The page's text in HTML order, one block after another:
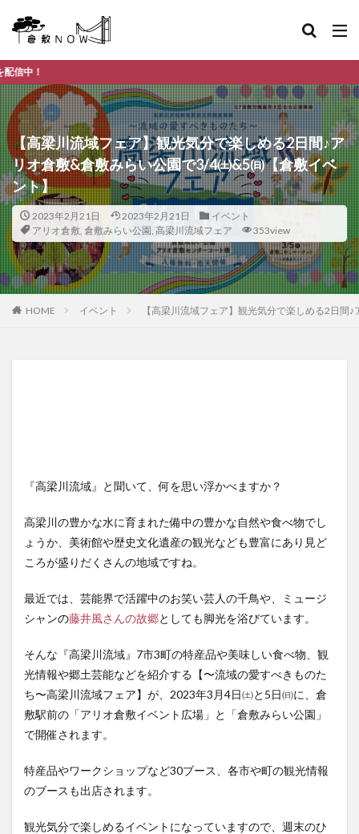
【高梁川流域フェア】観光気分で楽しめる2日間♪ア
リオ倉敷&倉敷みらい公園で3/4㈯&5㈰【倉敷イベ
ント】
2023年2月21日 2023年2月21日
イベント
アリオ倉敷, 倉敷みらい公園, 高梁川流域フェア 353view
HOME イベント 【高梁川流域フェア】観光気分で楽しめる2日
『高梁川流域』と聞いて、何を思い浮かべますか？
高梁川の豊かな水に育まれた備中の豊かな自然や食べ物でし
ょうか、美術館や歴史文化遺産の観光なども豊富にあり見ど
ころが盛りだくさんの地域ですね。
最近では、芸能界で活躍中のお笑い芸人の千鳥や、ミュージ
シャンの藤井風さんの故郷としても脚光を浴びています。
そんな『高梁川流域』7市3町の特産品や美味しい食べ物、観
光情報や郷土芸能などを紹介する【〜流域の愛すべきものた
ち〜高梁川流域フェア】が、2023年3月4日㈯と5日㈰に、倉
敷駅前の「アリオ倉敷イベント広場」と「倉敷みらい公園」
で開催されます。
特産品やワークショップなど30ブース、各市や町の観光情報
のブースも出店されます。
観光気分で楽しめるイベントになっていますので、週末のひ